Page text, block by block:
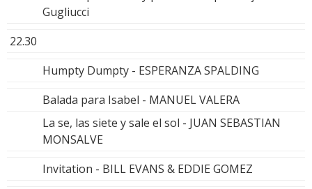
Gugliucci
22.30
Humpty Dumpty - ESPERANZA SPALDING
Balada para Isabel - MANUEL VALERA
La se, las siete y sale el sol - JUAN SEBASTIAN
MONSALVE
Invitation - BILL EVANS & EDDIE GOMEZ